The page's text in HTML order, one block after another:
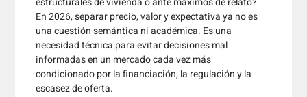
En 2026, separar precio, valor y expectativa ya no es
una cuestión semántica ni académica. Es una
necesidad técnica para evitar decisiones mal
informadas en un mercado cada vez más
condicionado por la financiación, la regulación y la
escasez de oferta.